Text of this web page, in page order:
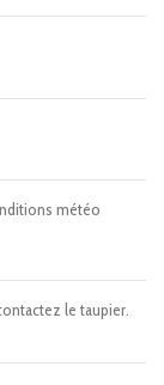
météo
le taupier.